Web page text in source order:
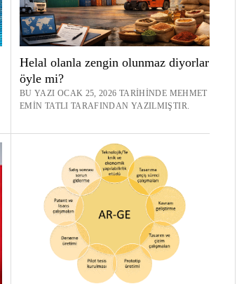
Helal olanla zengin olunmaz diyorlar
öyle mi?
BU YAZI OCAK 25, 2026 TARIHINDE MEHMET
EMIN TATLI TARAFINDAN YAZILMIŞTIR.